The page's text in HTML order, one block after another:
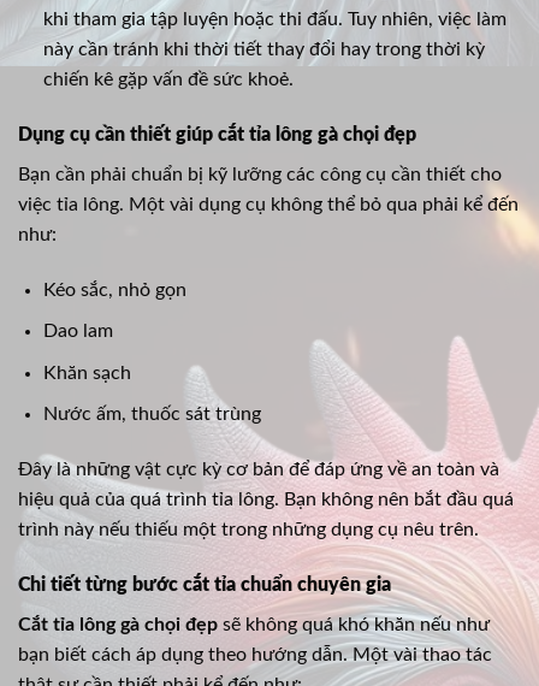
khi tham gia tập luyện hoặc thi đấu. Tuy nhiên, việc làm
này cần tránh khi thời tiết thay đổi hay trong thời kỳ
chiến kê gặp vấn đề sức khoẻ.
Dụng cụ cần thiết giúp cắt tỉa lông gà chọi đẹp
Bạn cần phải chuẩn bị kỹ lưỡng các công cụ cần thiết cho
việc tỉa lông. Một vài dụng cụ không thể bỏ qua phải kể đến
như:
Kéo sắc, nhỏ gọn
Dao lam
Khăn sạch
Nước ấm, thuốc sát trùng
Đây là những vật cực kỳ cơ bản để đáp ứng về an toàn và
hiệu quả của quá trình tỉa lông. Bạn không nên bắt đầu quá
trình này nếu thiếu một trong những dụng cụ nêu trên.
Chi tiết từng bước cắt tỉa chuẩn chuyên gia
Cắt tỉa lông gà chọi đẹp sẽ không quá khó khăn nếu như
bạn biết cách áp dụng theo hướng dẫn. Một vài thao tác